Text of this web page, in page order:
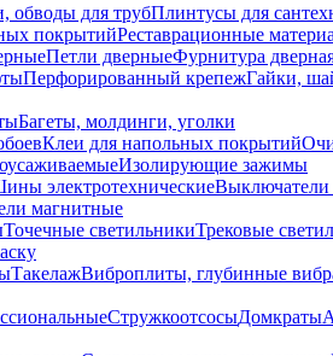
обводы для трубПлинтусы для
покрытийРеставрационные
Петли дверныеФурнитура
Перфорированный крепежГайки,
Багеты, молдинги, уголки
Клеи для напольных покрытий
Изолирующие зажимы
электротехническиеВыключатели
магнитные
Точечные светильникиТрековые
ТакелажВиброплиты, глубинные
СтружкоотсосыДомкраты